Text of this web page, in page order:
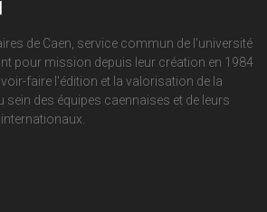
de Caen, service commun de l'université
pour mission depuis leur création en 1984
faire l'édition et la valorisation de la
sein des équipes caennaises et de leurs